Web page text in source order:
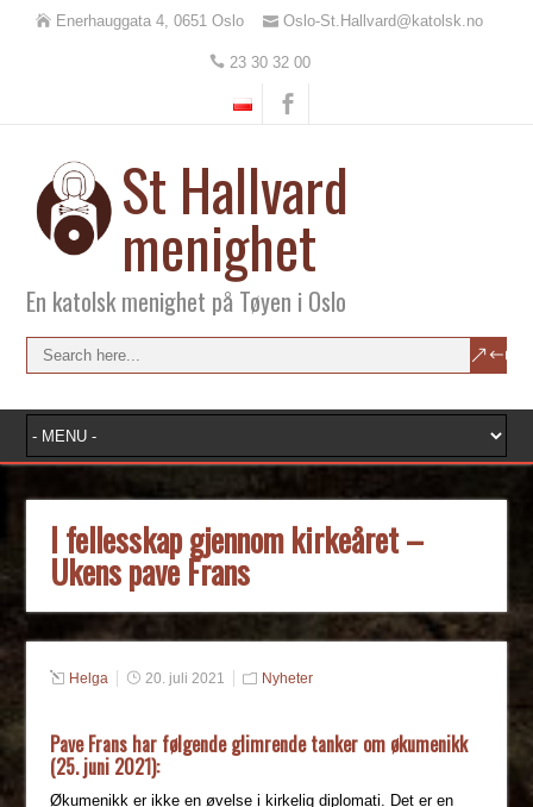
Enerhauggata 4, 0651 Oslo Oslo-St.Hallvard@katolsk.no
23 30 32 00
St Hallvard
menighet
En katolsk menighet på Tøyen i Oslo
I fellesskap gjennom kirkeåret –
Ukens pave Frans
Helga 20. juli 2021 Nyheter
Pave Frans har følgende glimrende tanker om økumenikk
(25. juni 2021):
Økumenikk er ikke en øvelse i kirkelig diplomati. Det er en